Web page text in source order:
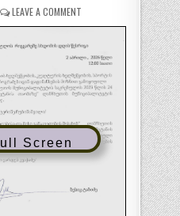
LEAVE A COMMENT
Screen